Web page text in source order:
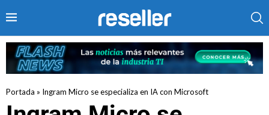
Portada » Ingram Micro se especializa en IA con Microsoft